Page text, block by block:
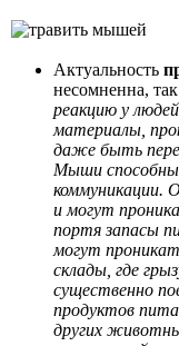
Актуальность
несомненна,
реакцию у
материалы,
даже быть
Мыши
коммуникации.
и могут
портя запасы
могут
склады, где
существенно
продуктов
других